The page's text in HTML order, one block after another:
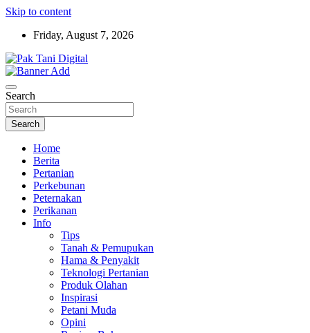
Skip to content
Friday, August 7, 2026
Pak Tani Digital
Search
Search
Home
Berita
Pertanian
Perkebunan
Peternakan
Perikanan
Info
Tips
Tanah & Pemupukan
Hama & Penyakit
Teknologi Pertanian
Produk Olahan
Inspirasi
Petani Muda
Opini